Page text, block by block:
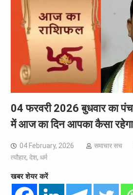
04 फरवरी 2026 बुधवार का
में आज का दिन आपका कैसा रहेगा
04 February, 2026 समाचार सच
त्यौहार, देश, धर्म
खबर शेयर करें